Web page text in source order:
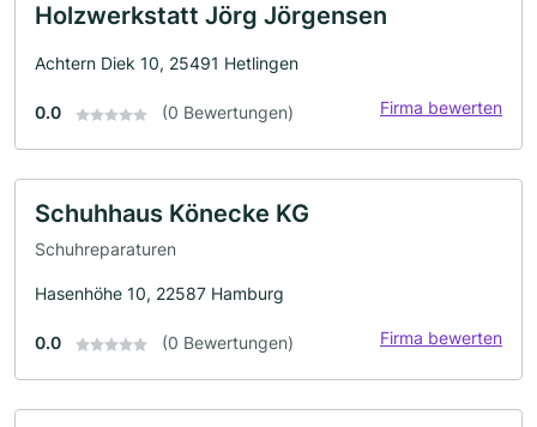
Holzwerkstatt Jörg Jörgensen
Achtern Diek 10, 25491 Hetlingen
0.0 (0 Bewertungen) Firma bewerten
Schuhhaus Könecke KG
Schuhreparaturen
Hasenhöhe 10, 22587 Hamburg
0.0 (0 Bewertungen) Firma bewerten